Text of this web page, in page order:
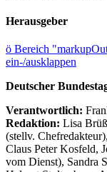
Herausgeber
ö Bereich
ein-/ausklappen
Deutscher
Verantwortlich:
Redaktion: Lisa
(stellv.
Claus Peter Kosfeld,
vom Dienst), Sandra